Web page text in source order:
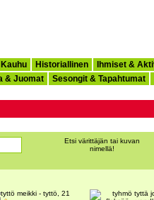
Historiallinen
Ihmiset &
& Juomat Sesongit & Tapahtumat
Etsi värittäjän tai kuvan
nimellä!